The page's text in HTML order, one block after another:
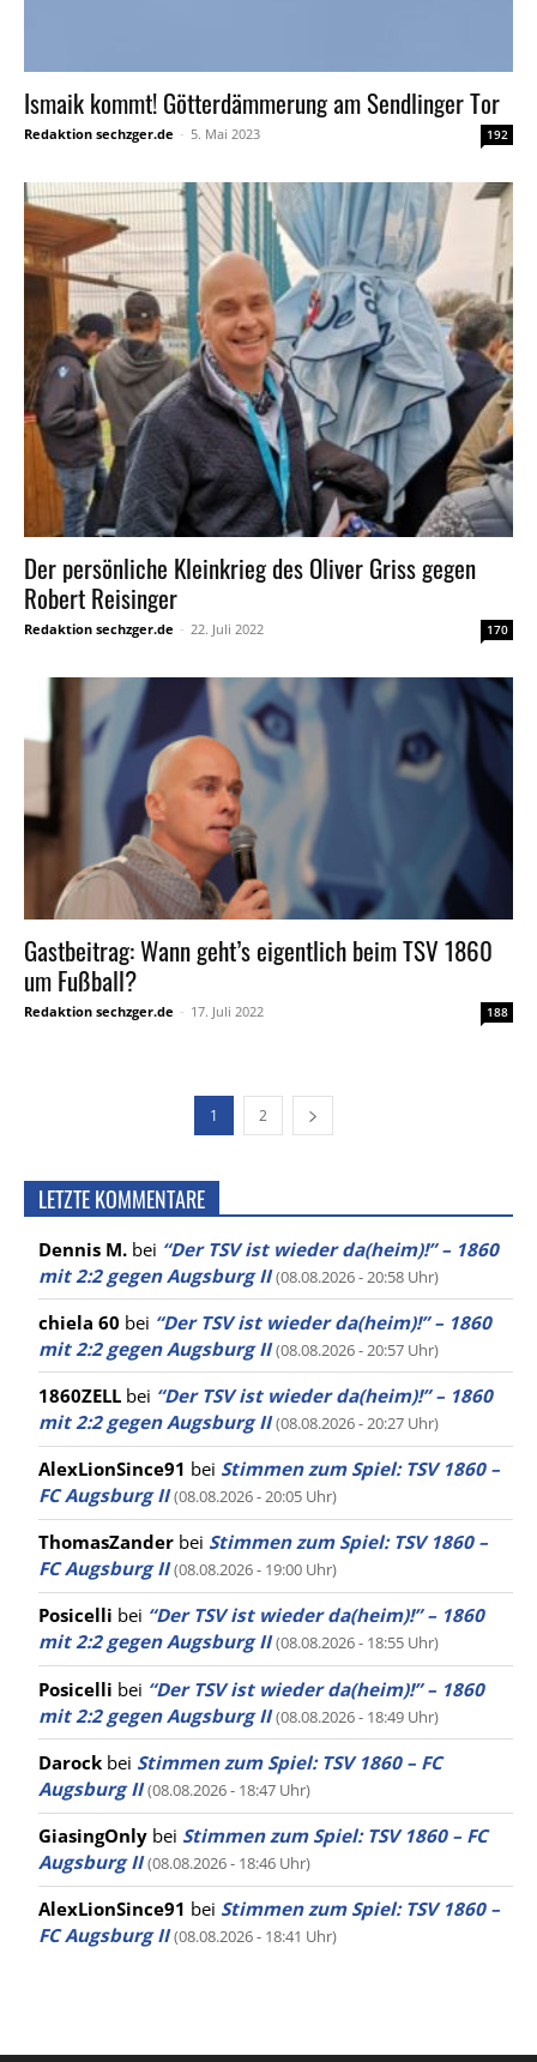
Ismaik kommt! Götterdämmerung am Sendlinger Tor
Redaktion sechzger.de - 5. Mai 2023 192
Der persönliche Kleinkrieg des Oliver Griss gegen
Robert Reisinger
Redaktion sechzger.de - 22. Juli 2022 170
Gastbeitrag: Wann geht’s eigentlich beim TSV 1860
um Fußball?
Redaktion sechzger.de - 17. Juli 2022 188
1 2
LETZTE KOMMENTARE
Dennis M. bei “Der TSV ist wieder da(heim)!” – 1860
mit 2:2 gegen Augsburg II (08.08.2026 - 20:58 Uhr)
chiela 60 bei “Der TSV ist wieder da(heim)!” – 1860
mit 2:2 gegen Augsburg II (08.08.2026 - 20:57 Uhr)
1860ZELL bei “Der TSV ist wieder da(heim)!” – 1860
mit 2:2 gegen Augsburg II (08.08.2026 - 20:27 Uhr)
AlexLionSince91 bei Stimmen zum Spiel: TSV 1860 –
FC Augsburg II (08.08.2026 - 20:05 Uhr)
ThomasZander bei Stimmen zum Spiel: TSV 1860 –
FC Augsburg II (08.08.2026 - 19:00 Uhr)
Posicelli bei “Der TSV ist wieder da(heim)!” – 1860
mit 2:2 gegen Augsburg II (08.08.2026 - 18:55 Uhr)
Posicelli bei “Der TSV ist wieder da(heim)!” – 1860
mit 2:2 gegen Augsburg II (08.08.2026 - 18:49 Uhr)
Darock bei Stimmen zum Spiel: TSV 1860 – FC
Augsburg II (08.08.2026 - 18:47 Uhr)
GiasingOnly bei Stimmen zum Spiel: TSV 1860 – FC
Augsburg II (08.08.2026 - 18:46 Uhr)
AlexLionSince91 bei Stimmen zum Spiel: TSV 1860 –
FC Augsburg II (08.08.2026 - 18:41 Uhr)